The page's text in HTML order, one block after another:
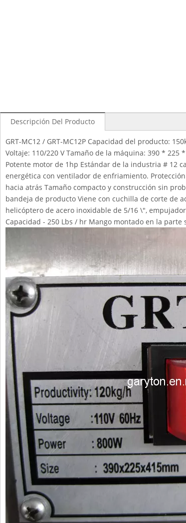
Descripción Del Producto
GRT-MC12 / GRT-MC12P Capacidad del producto:
Voltaje: 110/220 V Tamaño de la máquina: 390 * 225
Potente motor de 1hp Estándar de la industria # 12
energética con ventilador de enfriamiento.
hacia atrás Tamaño compacto y construcción sin
bandeja de producto Viene con cuchilla de corte de
helicóptero de acero inoxidable de 5/16 \",
Capacidad - 250 Lbs / hr Mango montado en la parte